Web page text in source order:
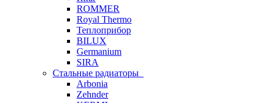
ROMMER
Royal Thermo
Теплоприбор
BILUX
Germanium
SIRA
Стальные радиаторы
Arbonia
Zehnder